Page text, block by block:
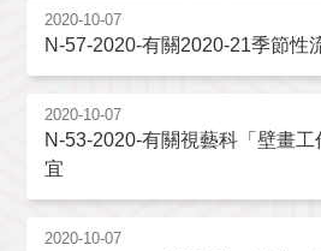
2020-10-07
N-57-2020-有關2020-21季節性
2020-10-07
N-53-2020-有關視藝科「壁畫
宜
2020-10-07